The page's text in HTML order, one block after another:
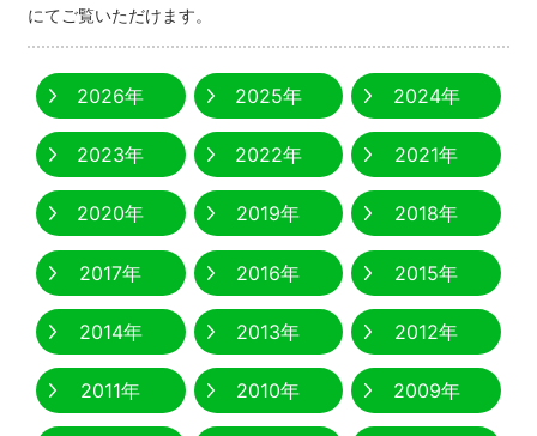
にてご覧いただけます。
2026年 2025年 2024年
2023年 2022年 2021年
2020年 2019年 2018年
2017年 2016年 2015年
2014年 2013年 2012年
2011年 2010年 2009年